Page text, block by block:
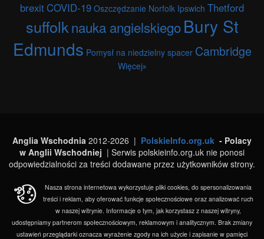
brexitCOVID-19 Oszczędzanie Norfolk Ipswich Thetford
suffolknauka angielskiego Bury St
Edmunds Pomysł na niedzielny spacer Cambridge
Więcej
Anglia Wschodnia 2012-2026 | PolskieInfo.org.uk - Polacy
w Anglii Wschodniej | Serwis polskieinfo.org.uk nie ponosi
odpowiedzialności za treści dodawane przez użytkowników strony.
Nasza strona internetowa wykorzystuje pliki cookies, do spersonalizowania
treści i reklam, aby oferować funkcje społecznościowe oraz analizować ruch
w naszej witrynie. Informacje o tym, jak korzystasz z naszej witryny,
udostępniamy partnerom społecznościowym, reklamowym i analitycznym. Brak zmiany
ustawień przeglądarki oznacza wyrażenie zgody na ich użycie i zapisanie w pamięci